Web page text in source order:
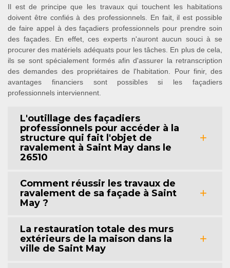
Il est de principe que les travaux qui touchent les habitations
doivent être confiés à des professionnels. En fait, il est possible
de faire appel à des façadiers professionnels pour prendre soin
des façades. En effet, ces experts n'auront aucun souci à se
procurer des matériels adéquats pour les tâches. En plus de cela,
ils se sont spécialement formés afin d'assurer la retranscription
des demandes des propriétaires de l'habitation. Pour finir, des
avantages financiers sont possibles si les façadiers
professionnels interviennent.
L'outillage des façadiers
professionnels pour accéder à la
structure qui fait l'objet de
ravalement à Saint May dans le
26510
Comment réussir les travaux de
ravalement de sa façade à Saint
May ?
La restauration totale des murs
extérieurs de la maison dans la
ville de Saint May